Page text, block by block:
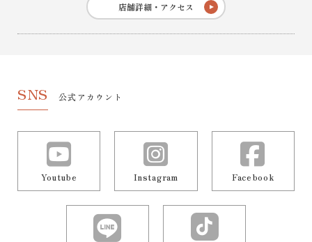
店舗詳細・アクセス
SNS 公式アカウント
Youtube Instagram Facebook